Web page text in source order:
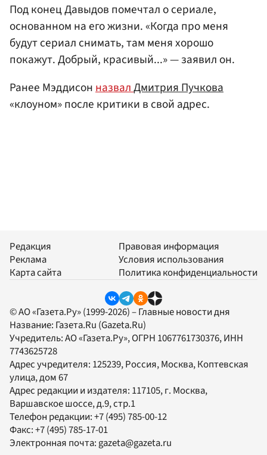
Под конец Давыдов помечтал о сериале,
основанном на его жизни. «Когда про меня
будут сериал снимать, там меня хорошо
покажут. Добрый, красивый...» — заявил он.
Ранее МэддисонназвалДмитрия Пучкова
«клоуном» после критики в свой адрес.
Редакция
Реклама
Карта сайта
Правовая информация
Условия использования
Политика конфиденциальности
© АО «Газета.Ру» (1999-2026) – Главные новости дня
Название: Газета.Ru (Gazeta.Ru)
Учредитель:АО «Газета.Ру», ОГРН 1067761730376, ИНН
7743625728
Адрес учредителя: 125239, Россия, Москва, Коптевская
улица, дом 67
Адрес редакции и издателя: 117105, г. Москва,
Варшавское шоссе, д.9, стр.1
Телефон редакции:+7 (495) 785-00-12
Факс:+7 (495) 785-17-01
Электронная почта:gazeta@gazeta.ru